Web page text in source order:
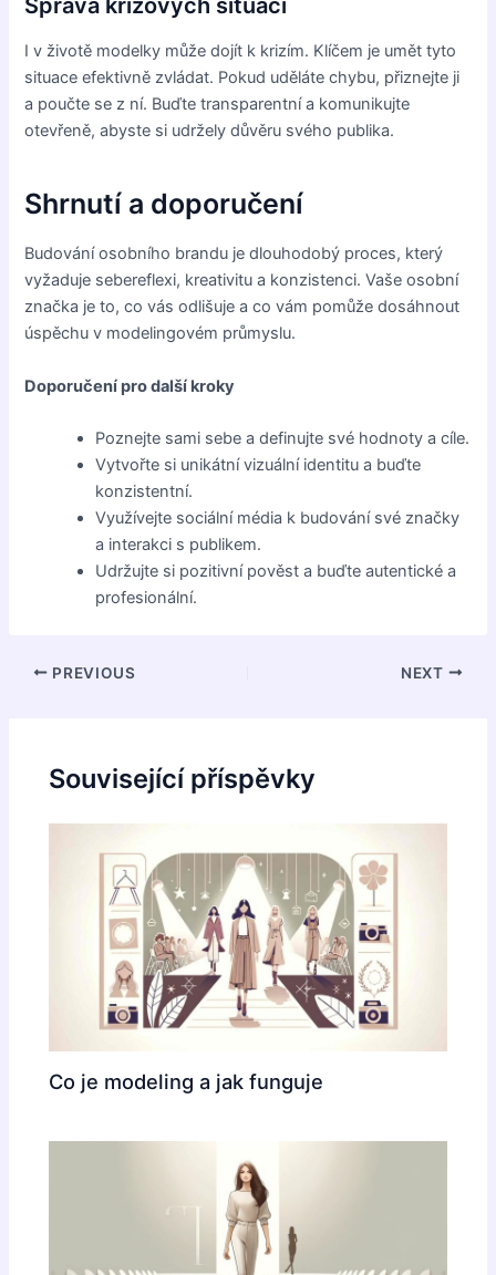
Správa krizových situací
I v životě modelky může dojít k krizím. Klíčem je umět tyto
situace efektivně zvládat. Pokud uděláte chybu, přiznejte ji
a poučte se z ní. Buďte transparentní a komunikujte
otevřeně, abyste si udržely důvěru svého publika.
Shrnutí a doporučení
Budování osobního brandu je dlouhodobý proces, který
vyžaduje sebereflexi, kreativitu a konzistenci. Vaše osobní
značka je to, co vás odlišuje a co vám pomůže dosáhnout
úspěchu v modelingovém průmyslu.
Doporučení pro další kroky
Poznejte sami sebe a definujte své hodnoty a cíle.
Vytvořte si unikátní vizuální identitu a buďte
konzistentní.
Využívejte sociální média k budování své značky
a interakci s publikem.
Udržujte si pozitivní pověst a buďte autentické a
profesionální.
Post
PREVIOUS NEXT
Související příspěvky
Co je modeling a jak funguje